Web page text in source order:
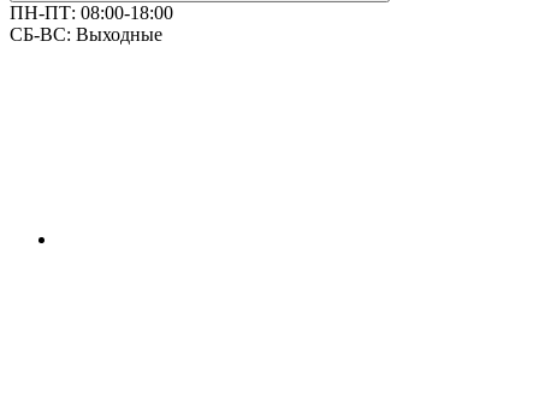
ПН-ПТ: 08:00-18:00
СБ-ВС: Выходные